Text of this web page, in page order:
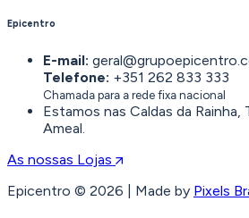
Epicentro
E-mail:
Telefone: +351 262 833 333
Chamada para a rede fixa nacional
Estamos nas Caldas da Rainha,
Ameal.
As nossas Lojas
Epicentro © 2026 | Made by Pixels